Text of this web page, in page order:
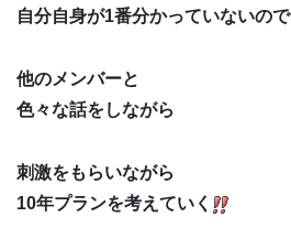
自分自身が1番分かっていないので
他のメンバーと
色々な話をしながら
刺激をもらいながら
10年プランを考えていく